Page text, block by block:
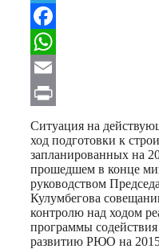
Telegram
Facebook
WhatsApp
Email
Print
Ситуация на
ход подготовки к
запланированных на
прошедшем в конце
руководством
Кулумбегова
контролю над ходом
программы
развитию РЮО на